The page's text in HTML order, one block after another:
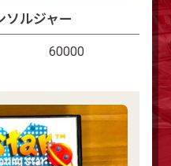
ソルジャー
60000